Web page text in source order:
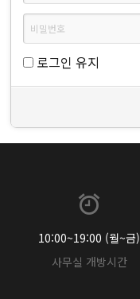
로그인 유지
10:00~19:00 (월~금)
사무실 개방시간